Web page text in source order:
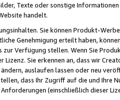
Texte oder sonstige
handelt.
Sie können Produkt-
Genehmigung erteilt haben,
zur Verfügung stellen. Wenn Sie
Sie erkennen an, dass wir
auslaufen lassen oder neu
dass Ihr Zugriff auf die und Ihre
(einschließlich dieser